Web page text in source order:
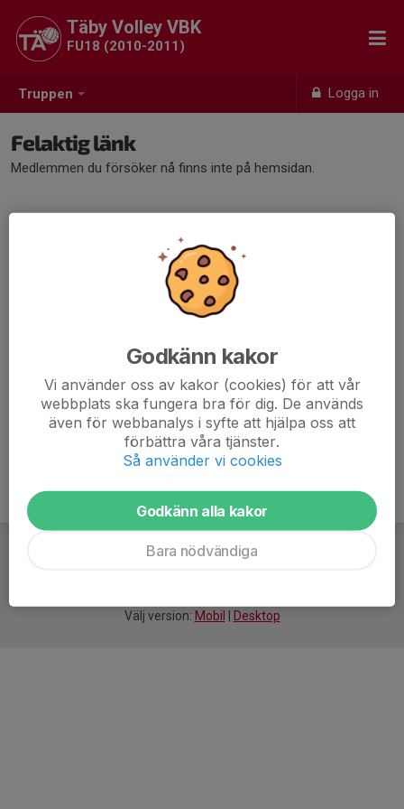
Truppen Logga in
Täby Volley VBK
FU18 (2010-2011)
Felaktig länk
Medlemmen du försöker nå finns inte på hemsidan.
Välj version: Mobil Desktop
Godkänn kakor
Vi använder oss av kakor (cookies) för att vår
webbplats ska fungera bra för dig. De används
även för webbanalys i syfte att hjälpa oss att
förbättra våra tjänster.
Så använder vi cookies
Godkänn alla kakor
Bara nödvändiga